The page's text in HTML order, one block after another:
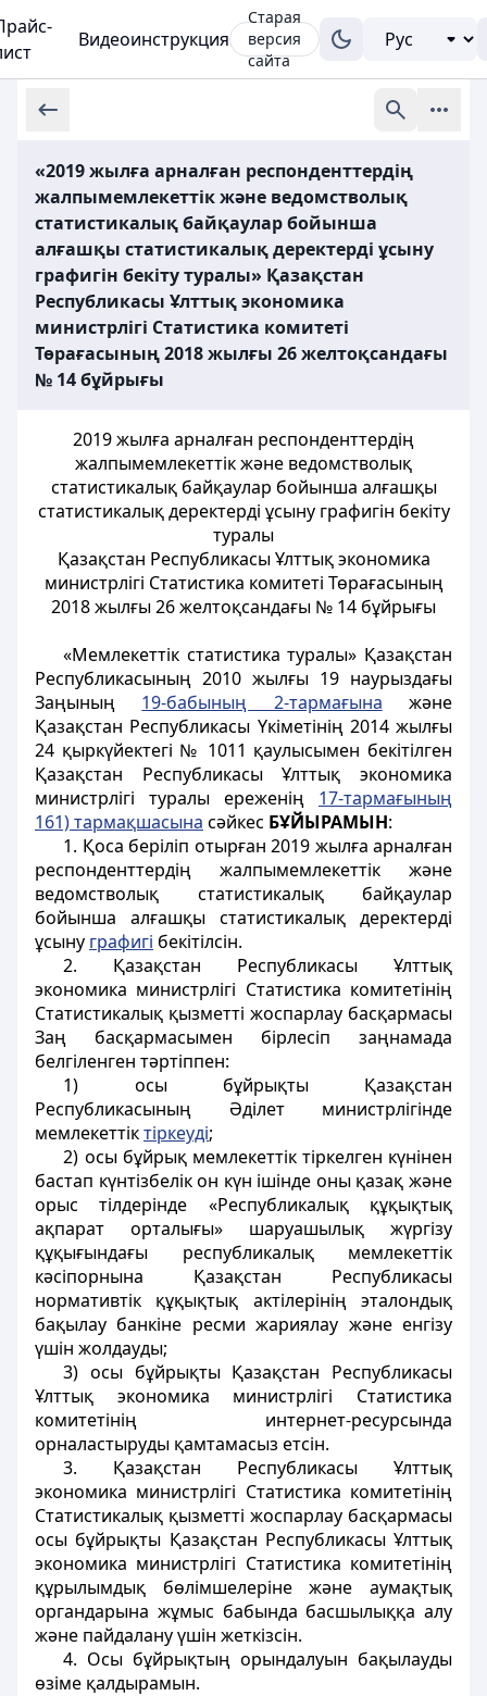
Видеоинструкция
Старая
версия
сайта
«2019 жылға арналған респонденттердің
жалпымемлекеттік және ведомстволық
статистикалық байқаулар бойынша
алғашқы статистикалық деректерді ұсыну
графигін бекіту туралы» Қазақстан
Республикасы Ұлттық экономика
министрлігі Статистика комитеті
Төрағасының 2018 жылғы 26 желтоқсандағы
№ 14 бұйрығы
2019 жылға арналған респонденттердің
жалпымемлекеттік және ведомстволық
статистикалық байқаулар бойынша алғашқы
статистикалық деректерді ұсыну графигін бекіту
туралы
Қазақстан Республикасы Ұлттық экономика
министрлігі Статистика комитеті Төрағасының
2018 жылғы 26 желтоқсандағы № 14 бұйрығы
«Мемлекеттік статистика туралы» Қазақстан
Республикасының 2010 жылғы 19 наурыздағы
Заңының 19-бабының 2-тармағына және
Қазақстан Республикасы Үкіметінің 2014 жылғы
24 қыркүйектегі № 1011 қаулысымен бекітілген
Қазақстан Республикасы Ұлттық экономика
министрлігі туралы ереженің 17-тармағының
161) тармақшасына сәйкес БҰЙЫРАМЫН:
1. Қоса беріліп отырған 2019 жылға арналған
респонденттердің жалпымемлекеттік және
ведомстволық статистикалық байқаулар
бойынша алғашқы статистикалық деректерді
ұсыну графигі бекітілсін.
2. Қазақстан Республикасы Ұлттық
экономика министрлігі Статистика комитетінің
Статистикалық қызметті жоспарлау басқармасы
Заң басқармасымен бірлесіп заңнамада
белгіленген тәртіппен:
1) осы бұйрықты Қазақстан
Республикасының Әділет министрлігінде
мемлекеттіктіркеуді;
2) осы бұйрық мемлекеттік тіркелген күнінен
бастап күнтізбелік он күн ішінде оны қазақ және
орыс тілдерінде «Республикалық құқықтық
ақпарат орталығы» шаруашылық жүргізу
құқығындағы республикалық мемлекеттік
кәсіпорнына Қазақстан Республикасы
нормативтік құқықтық актілерінің эталондық
бақылау банкіне ресми жариялау және енгізу
үшін жолдауды;
3) осы бұйрықты Қазақстан Республикасы
Ұлттық экономика министрлігі Статистика
комитетінің интернет-ресурсында
орналастыруды қамтамасыз етсін.
3. Қазақстан Республикасы Ұлттық
экономика министрлігі Статистика комитетінің
Статистикалық қызметті жоспарлау басқармасы
осы бұйрықты Қазақстан Республикасы Ұлттық
экономика министрлігі Статистика комитетінің
құрылымдық бөлімшелеріне және аумақтық
органдарына жұмыс бабында басшылыққа алу
және пайдалану үшін жеткізсін.
4. Осы бұйрықтың орындалуын бақылауды
өзіме қалдырамын.